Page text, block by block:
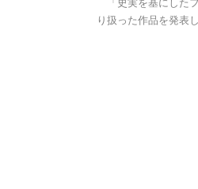
り扱った作品を発表